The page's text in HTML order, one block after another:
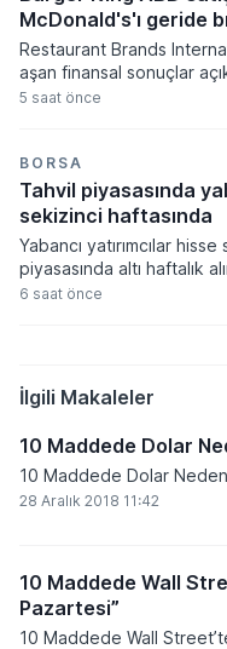
beklentilerini aşağı yönlü
McDonald's'ı geride
Restaurant Brands
aşan finansal sonuçlar
King'in ABD operasyonları
dolar seviyesine ulaşarak
öngörülerini geride
yıllık bazda yüzde 4,5
5 saat önce
BORSA
Tahvil piyasasında
sekizinci haftasında
Yabancı yatırımcılar
piyasasında altı haftalık
ardından satış tarafına
girdi. Türkiye Cumhuriyet
hareketliliği devam ediyor.
6 saat önce
İlgili Makaleler
10 Maddede Dolar
10 Maddede Dolar
28 Aralık 2018 11:42
10 Maddede Wall
Pazartesi”
10 Maddede Wall